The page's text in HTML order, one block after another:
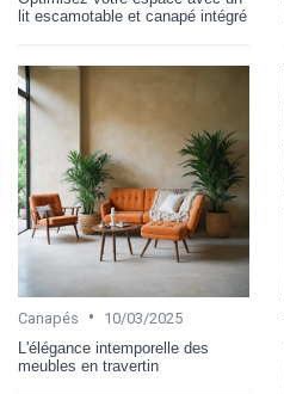
lit escamotable et canapé intégré
Canapés •
10/03/2025
L'élégance intemporelle des
meubles en travertin